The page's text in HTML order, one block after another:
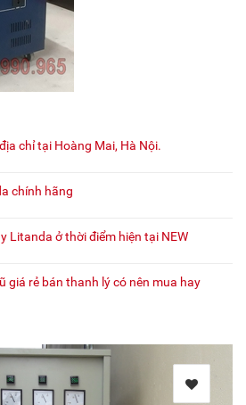
chỉ tại Hoàng Mai, Hà Nội.
chính hãng
Litanda ở thời điểm hiện tại NEW
giá rẻ bán thanh lý có nên mua hay